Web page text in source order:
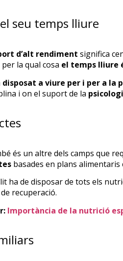
seu temps lliure
d’alt rendiment significa
la qual cosa el temps lliure
a viure per i per a la
i on el suport de la
és un altre dels camps que
basades en plans
ha de disposar de tots els
recuperació.
Importància de la nutrició